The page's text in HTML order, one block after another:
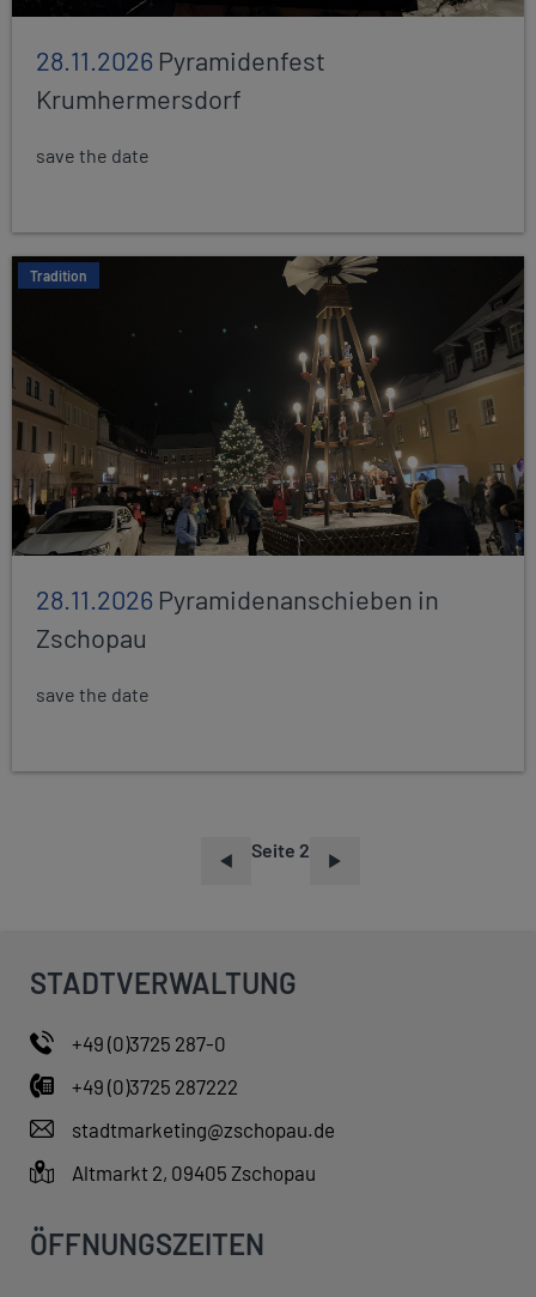
28.11.2026 Pyramidenfest
Krumhermersdorf
save the date
Tradition
28.11.2026 Pyramidenanschieben in
Zschopau
save the date
Seite 2
STADTVERWALTUNG
+49 (0)3725 287-0
+49 (0)3725 287222
stadtmarketing@zschopau.de
Altmarkt 2, 09405 Zschopau
ÖFFNUNGSZEITEN